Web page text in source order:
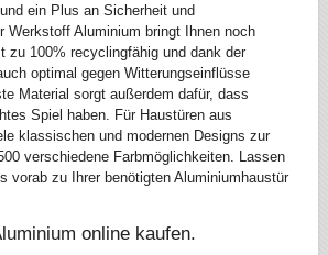
ein Plus an Sicherheit und
Werkstoff Aluminium bringt Ihnen noch
zu 100% recyclingfähig und dank der
optimal gegen Witterungseinflüsse
Material sorgt außerdem dafür, dass
Spiel haben. Für Haustüren aus
klassischen und modernen Designs zur
verschiedene Farbmöglichkeiten. Lassen
vorab zu Ihrer benötigten Aluminiumhaustür
online kaufen.